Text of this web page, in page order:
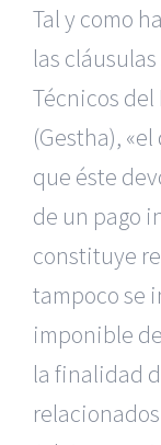
Tal y como
las
Técnicos
(Gestha),
que éste
de un pago
constituye
tampoco se
imponible
la finalidad